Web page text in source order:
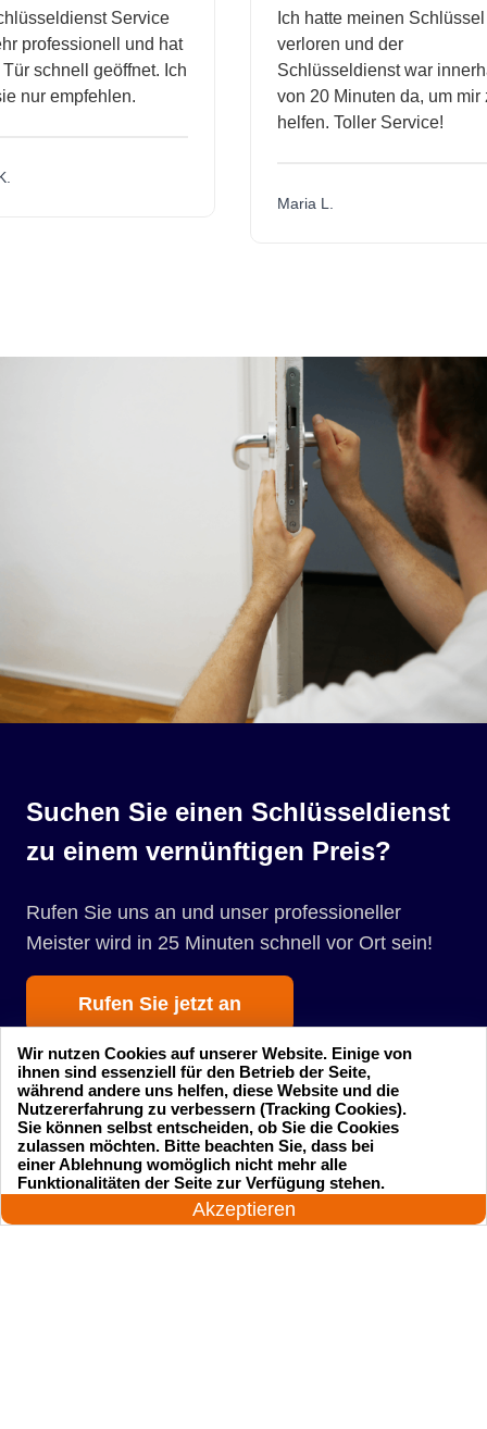
Service
professionell und hat
schnell geöffnet. Ich
nur empfehlen.
Ich hatte meinen Schlüssel
verloren und der
Schlüsseldienst war
von 20 Minuten da, um mir
helfen. Toller Service!
Maria L.
Suchen Sie einen Schlüsseldienst
zu einem vernünftigen Preis?
Rufen Sie uns an und unser professioneller
Meister wird in 25 Minuten schnell vor Ort sein!
Rufen Sie jetzt an
Startseite Einsatzgebiete
Preise
24 Stunden am Tag
Akzeptieren
Wir nutzen Cookies auf unserer Website. Einige von
ihnen sind essenziell für den Betrieb der Seite,
während andere uns helfen, diese Website und die
Nutzererfahrung zu verbessern (Tracking Cookies).
Sie können selbst entscheiden, ob Sie die Cookies
zulassen möchten. Bitte beachten Sie, dass bei
einer Ablehnung womöglich nicht mehr alle
Funktionalitäten der Seite zur Verfügung stehen.